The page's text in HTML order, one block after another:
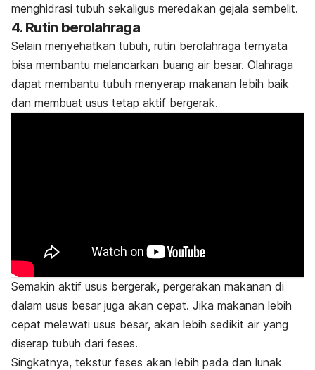
menghidrasi tubuh sekaligus meredakan gejala sembelit.
4. Rutin berolahraga
Selain menyehatkan tubuh, rutin berolahraga ternyata
bisa membantu melancarkan buang air besar. Olahraga
dapat membantu tubuh menyerap makanan lebih baik
dan membuat usus tetap aktif bergerak.
Semakin aktif usus bergerak, pergerakan makanan di
dalam usus besar juga akan cepat. Jika makanan lebih
cepat melewati usus besar, akan lebih sedikit air yang
diserap tubuh dari feses.
Singkatnya, tekstur feses akan lebih pada dan lunak